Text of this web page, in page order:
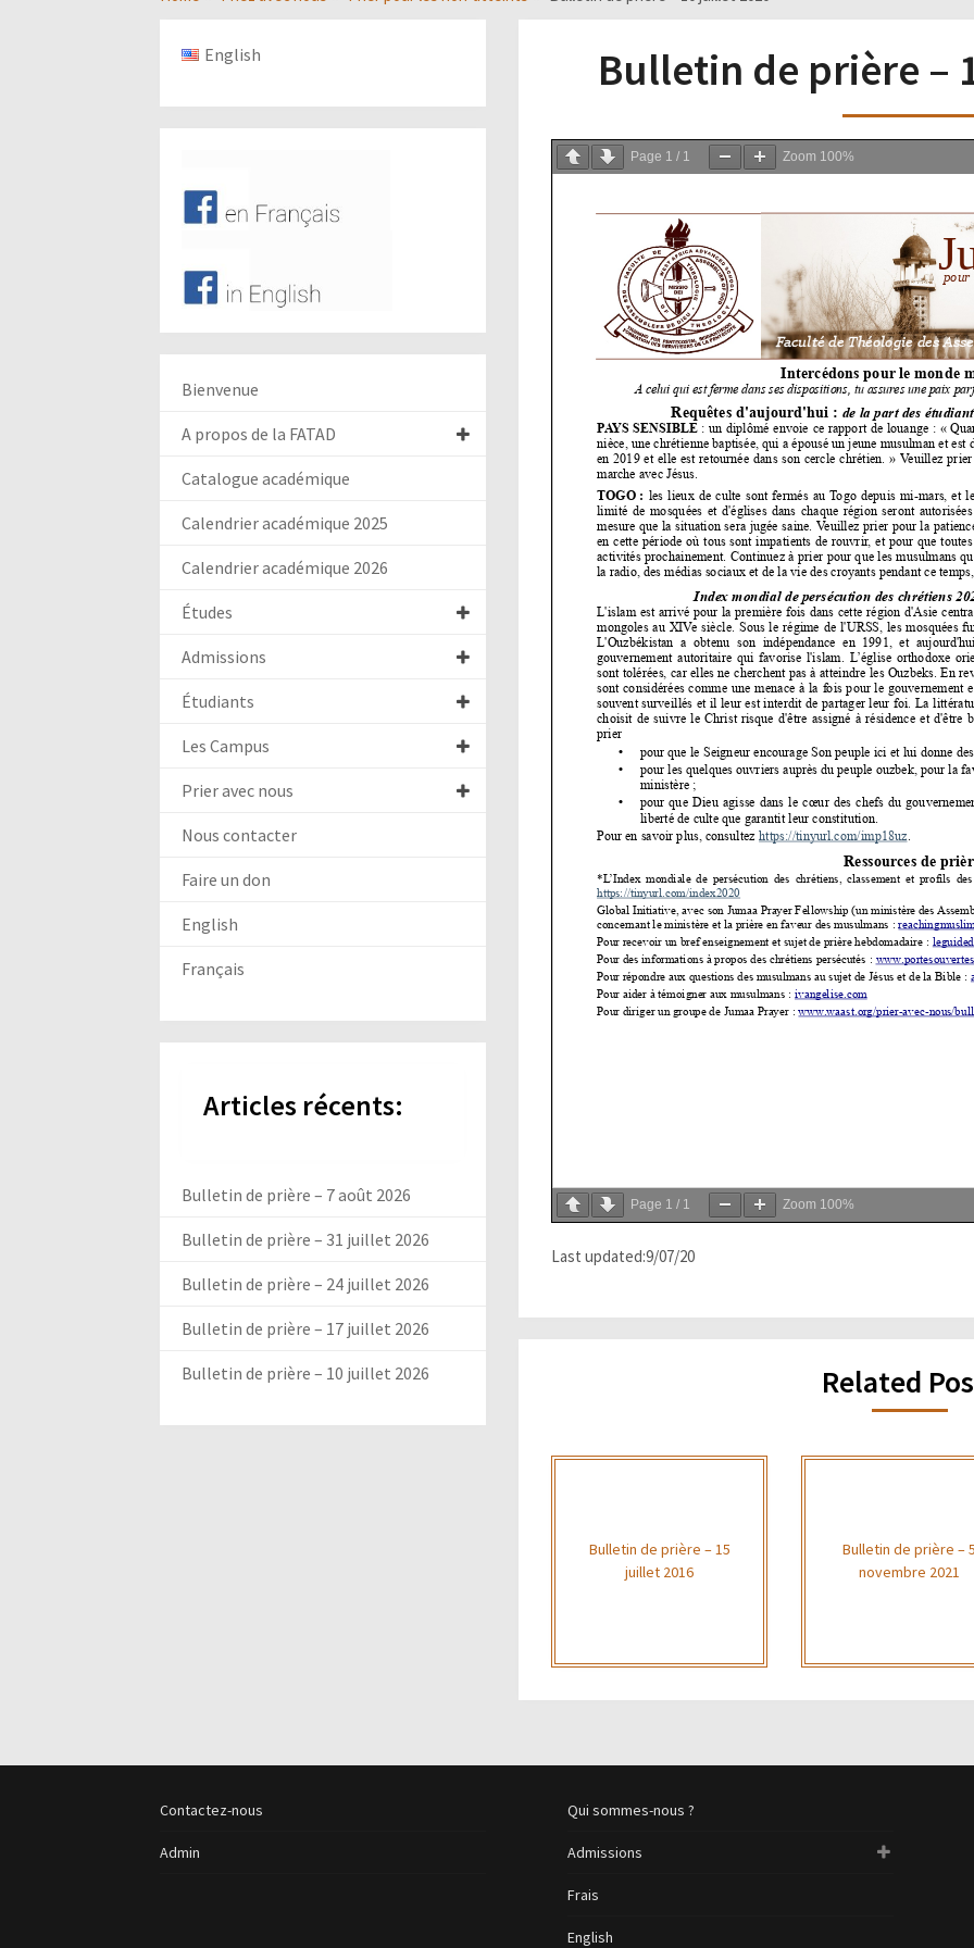
Bulletin de prière –
Page 1 / 1 Zoom 100%
Page 1 / 1 Zoom 100%
Last updated:9/07/20
Related
Bulletin de prière – 15
juillet 2016
Bulletin de prière –
novembre 2021
English
Bienvenue
A propos de la FATAD
Catalogue académique
Calendrier académique 2025
Calendrier académique 2026
Études
Admissions
Étudiants
Les Campus
Prier avec nous
Nous contacter
Faire un don
English
Français
Articles récents:
Bulletin de prière – 7 août 2026
Bulletin de prière – 31 juillet 2026
Bulletin de prière – 24 juillet 2026
Bulletin de prière – 17 juillet 2026
Bulletin de prière – 10 juillet 2026
Contactez-nous
Admin
Qui sommes-nous ?
Admissions
Frais
English